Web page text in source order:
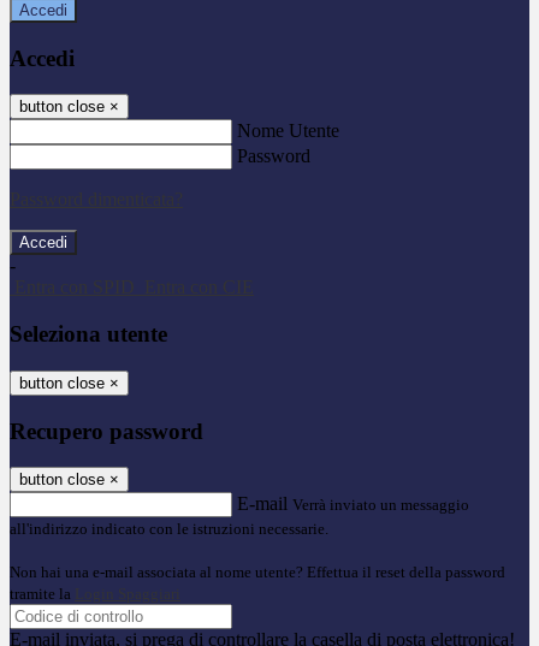
Accedi
Accedi
button close ×
Nome Utente
Password
Password dimenticata?
-
Entra con SPID
Entra con CIE
Seleziona utente
button close ×
Recupero password
button close ×
E-mail Verrà inviato un messaggio
all'indirizzo indicato con le istruzioni necessarie.
Non hai una e-mail associata al nome utente? Effettua il reset della password
tramite la Login Spaggiari
E-mail inviata, si prega di controllare la casella di posta elettronica!